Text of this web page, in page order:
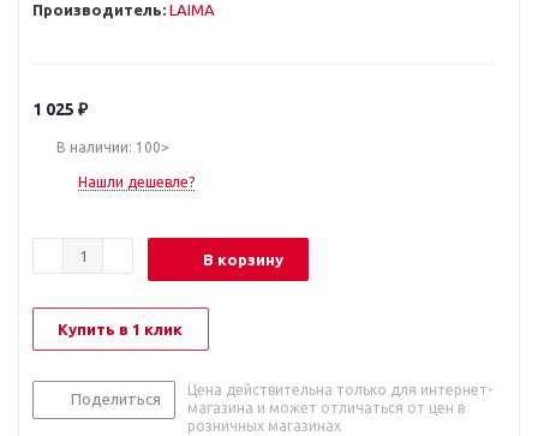
Производитель: LAIMA
1 025 ₽
В наличии: 100>
Нашли дешевле?
В корзину
Купить в 1 клик
Поделиться
Цена действительна только для интернет-
магазина и может отличаться от цен в
розничных магазинах